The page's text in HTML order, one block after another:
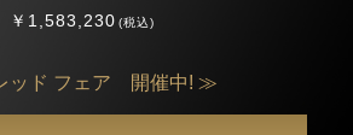
￥1,583,230(税込)
ッド フェア 開催中! ≫